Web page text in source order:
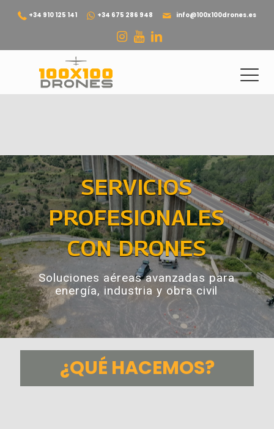
+34 910 125 141 +34 675 286 948 info@100x100drones.es
SERVICIOS
PROFESIONALES
CON DRONES
Soluciones aéreas avanzadas para
energía, industria y obra civil
¿QUÉ HACEMOS?